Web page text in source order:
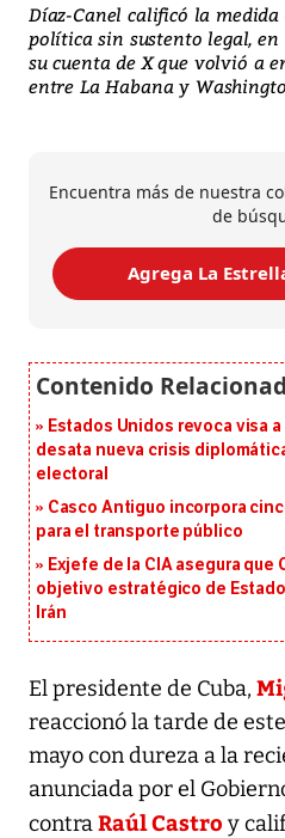
Díaz-Canel calificó la
política sin sustento legal,
su cuenta de X que volvió a
entre La Habana y
Encuentra más de nuestra
de
Agrega La
Estados Unidos revoca visa
desata nueva crisis
electoral
Casco Antiguo incorpora
para el transporte público
Exjefe de la CIA asegura que
objetivo estratégico de
Irán
El presidente de Cuba,
reaccionó la tarde de
mayo con dureza a la
anunciada por el
contraRaúl Castro y